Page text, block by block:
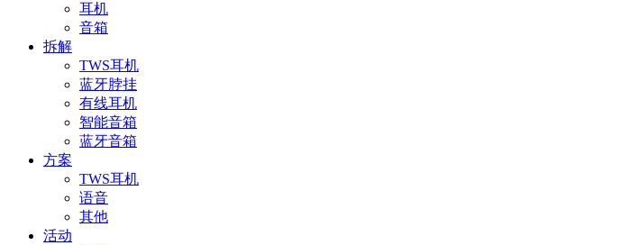
耳机
音箱
拆解
TWS耳机
蓝牙脖挂
有线耳机
智能音箱
蓝牙音箱
方案
TWS耳机
语音
其他
活动